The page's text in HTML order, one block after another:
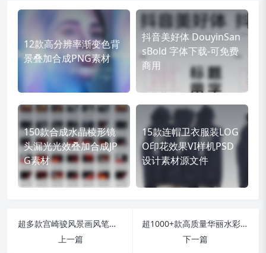
12款高分辨率渐变色背
景叠加合成PNG素材
抖音美好体 DouyinSan
sBold 字体下载-可免费
商用
150款合成水晶棱形镜
头漏光光效叠加合成JP
G素材
15款连帽卫衣服装LOG
O印花效果VI样机PSD
设计素材源文件
超多款宫崎骏风景画风笔刷工具_支持PS/Procreate！
上一篇
超1000+款高质量华丽水彩图案JPG背景素材下载
下一篇